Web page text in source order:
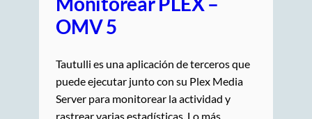
OMV 5
Tautulli es una aplicación de terceros que
puede ejecutar junto con su Plex Media
Server para monitorear la actividad y
rastrear varias estadísticas. Lo más